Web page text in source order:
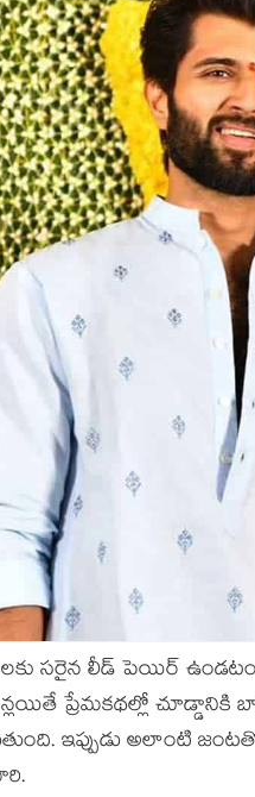
స‌రైన లీడ్ పెయిర్
ప్రేమ‌క‌థ‌ల్లో చూడ్డానికి
ఇప్పుడు అలాంటి